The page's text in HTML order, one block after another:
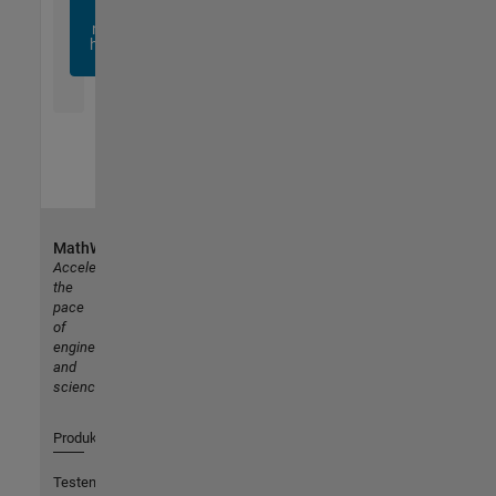
noch
heute
MathWorks
Accelerating
the
pace
of
engineering
and
science
Produkte
Testen oder Kaufen